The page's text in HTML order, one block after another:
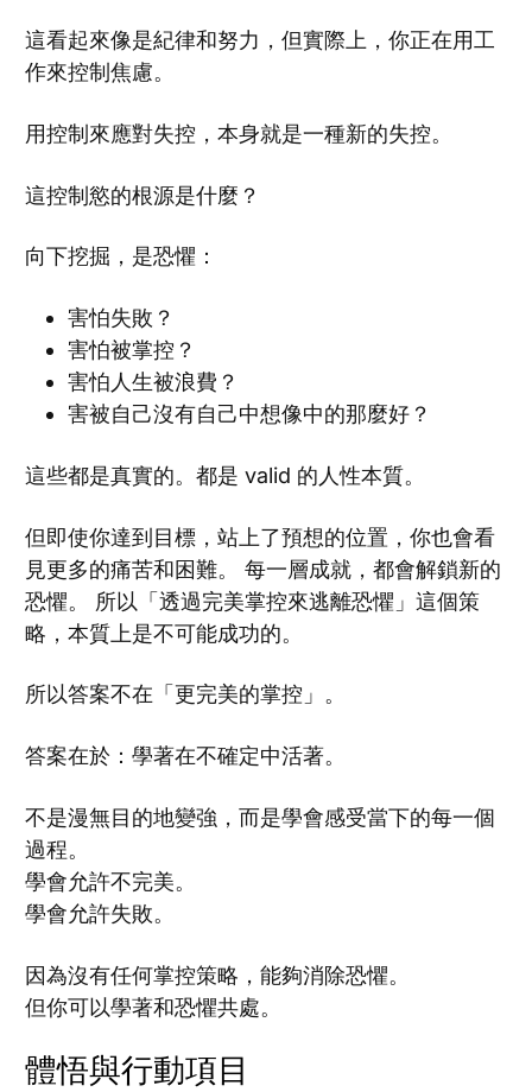
這看起來像是紀律和努力，但實際上，你正在用工
作來控制焦慮。
用控制來應對失控，本身就是一種新的失控。
這控制慾的根源是什麼？
向下挖掘，是恐懼：
害怕失敗？
害怕被掌控？
害怕人生被浪費？
害被自己沒有自己中想像中的那麼好？
這些都是真實的。都是 valid 的人性本質。
但即使你達到目標，站上了預想的位置，你也會看
見更多的痛苦和困難。 每一層成就，都會解鎖新的
恐懼。 所以「透過完美掌控來逃離恐懼」這個策
略，本質上是不可能成功的。
所以答案不在「更完美的掌控」。
答案在於：學著在不確定中活著。
不是漫無目的地變強，而是學會感受當下的每一個
過程。
學會允許不完美。
學會允許失敗。
因為沒有任何掌控策略，能夠消除恐懼。
但你可以學著和恐懼共處。
體悟與行動項目